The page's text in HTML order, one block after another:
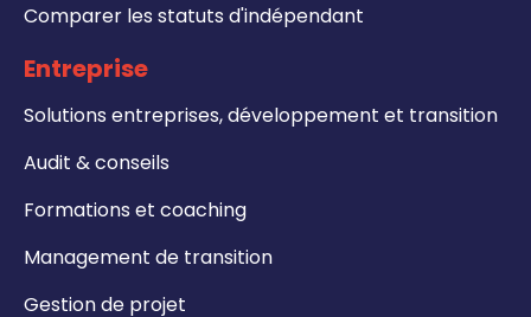
Comparer les statuts d'indépendant
Entreprise
Solutions entreprises, développement et transition
Audit & conseils
Formations et coaching
Management de transition
Gestion de projet